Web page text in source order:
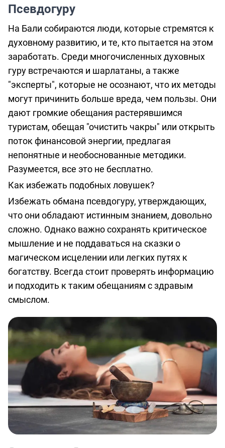
Псевдогуру
На Бали собираются люди, которые стремятся к
духовному развитию, и те, кто пытается на этом
заработать. Среди многочисленных духовных
гуру встречаются и шарлатаны, а также
"эксперты", которые не осознают, что их методы
могут причинить больше вреда, чем пользы. Они
дают громкие обещания растерявшимся
туристам, обещая "очистить чакры" или открыть
поток финансовой энергии, предлагая
непонятные и необоснованные методики.
Разумеется, все это не бесплатно.
Как избежать подобных ловушек?
Избежать обмана псевдогуру, утверждающих,
что они обладают истинным знанием, довольно
сложно. Однако важно сохранять критическое
мышление и не поддаваться на сказки о
магическом исцелении или легких путях к
богатству. Всегда стоит проверять информацию
и подходить к таким обещаниям с здравым
смыслом.